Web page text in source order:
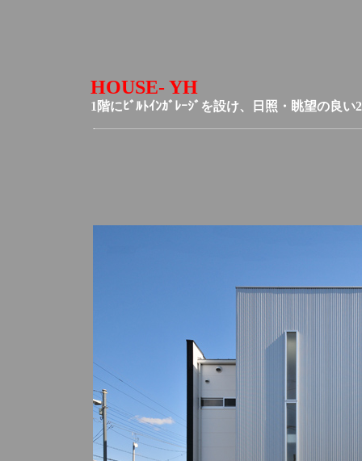
HOUSE- YH
1階にﾋﾞﾙﾄｲﾝｶﾞﾚｰｼﾞを設け、日照・眺望の良